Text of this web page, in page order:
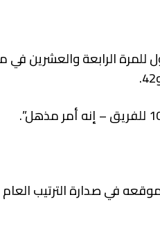
الرابعة والعشرين في
موقعه في صدارة الترتيب